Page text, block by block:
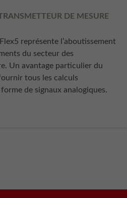
DE MESURE
représente l’aboutissement
du secteur des
Un avantage particulier du
tous les calculs
de signaux analogiques.